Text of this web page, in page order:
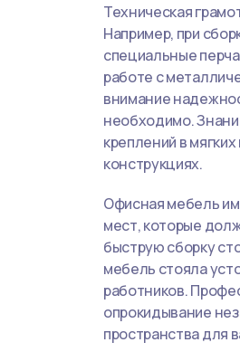
Техническая
Например, при
специальные
работе с
внимание
необходимо.
креплений в
конструкциях.
Офисная мебель
мест, которые
быструю сборку
мебель стояла
работников.
опрокидывание
пространства для